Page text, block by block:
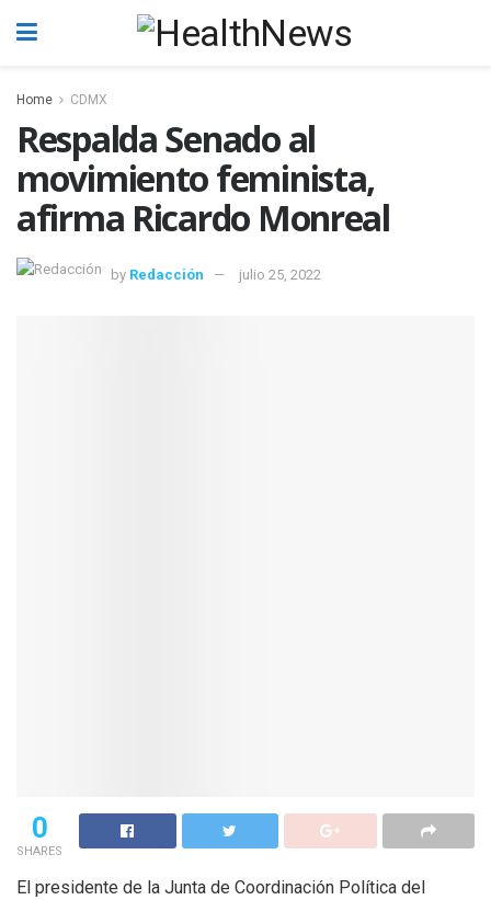
Home CDMX
Respalda Senado al
movimiento feminista,
afirma Ricardo Monreal
by Redacción julio 25, 2022
0
SHARES
El presidente de la Junta de Coordinación Política del